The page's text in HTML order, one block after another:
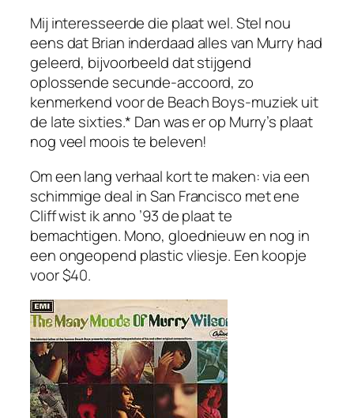
Mij interesseerde die plaat wel. Stel nou
eens dat Brian inderdaadalles van Murry had
geleerd, bijvoorbeeld dat stijgend
oplossende secunde-accoord, zo
kenmerkend voor de Beach Boys-muziek uit
de late sixties.* Dan was er op Murry’s plaat
nog veel moois te beleven!
Om een lang verhaal kort te maken: via een
schimmige deal in San Francisco met ene
Cliffwist ik anno ’93 de plaat te
bemachtigen. Mono, gloednieuw en nog in
een ongeopend plastic vliesje. Een koopje
voor $40.